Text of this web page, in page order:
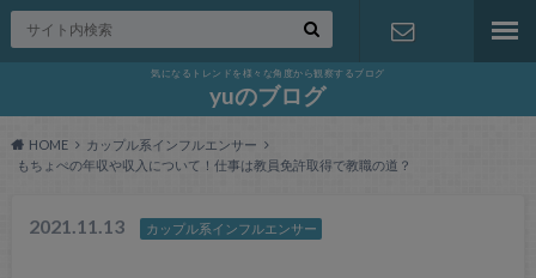
気になるトレンドを様々な角度から観察するブログ
yuのブログ
HOME
カップル系インフルエンサー
もちょぺの年収や収入について！仕事は教員免許取得で教職の道？
2021.11.13 カップル系インフルエンサー